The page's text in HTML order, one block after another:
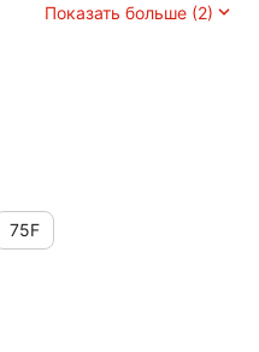
Показать больше (2)
75F